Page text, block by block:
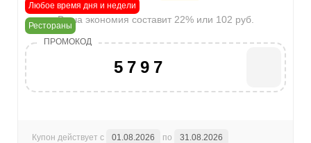
Ваша экономия составит 22% или 102 руб.
5797
Любое время дня и недели
Рестораны
Купон действует с 01.08.2026 по 31.08.2026